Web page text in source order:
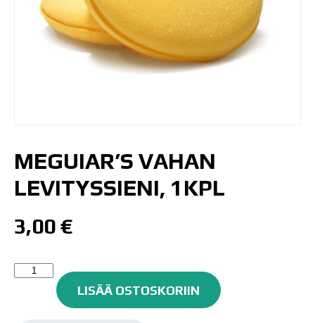
MEGUIAR’S VAHAN
LEVITYSSIENI, 1KPL
3,00 €
Meguiar's
Levityssieni,
LISÄÄ OSTOSKORIIN